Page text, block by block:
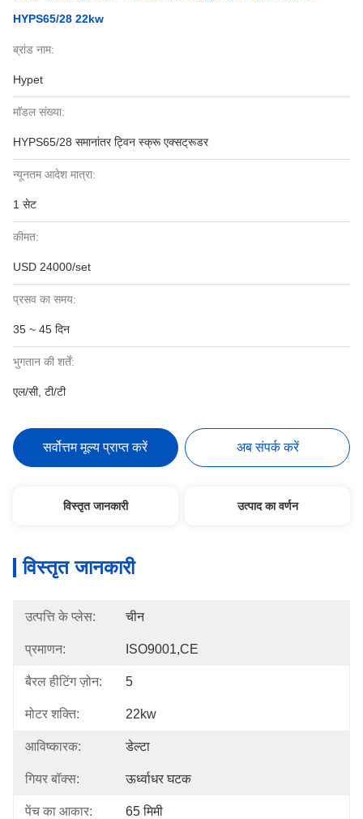
HYPS65/28 22kw
ब्रांड नाम:
Hypet
मॉडल संख्या:
HYPS65/28 समानांतर ट्विन स्क्रू एक्सट्रूडर
न्यूनतम आदेश मात्रा:
1 सेट
कीमत:
USD 24000/set
प्रसव का समय:
35 ~ 45 दिन
भुगतान की शर्तें:
एल/सी, टी/टी
सर्वोत्तम मूल्य प्राप्त करें अब संपर्क करें
विस्तृत जानकारी उत्पाद का वर्णन
विस्तृत जानकारी
उत्पत्ति के प्लेस: चीन
प्रमाणन: ISO9001,CE
बैरल हीटिंग ज़ोन: 5
मोटर शक्ति: 22kw
आविष्कारक: डेल्टा
गियर बॉक्स: ऊर्ध्वाधर घटक
पेंच का आकार: 65 मिमी